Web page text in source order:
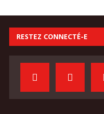
RESTEZ CONNECTÉ-E